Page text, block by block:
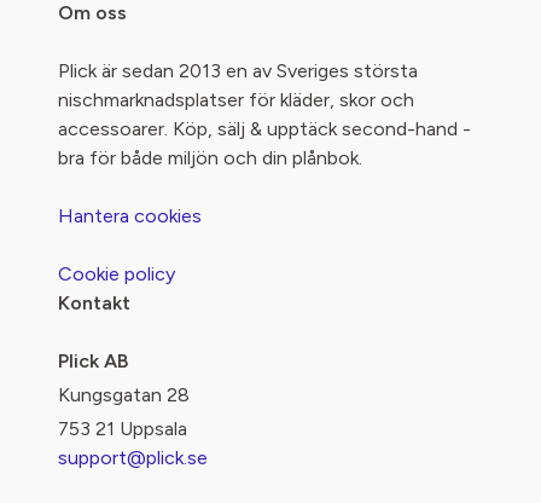
Om oss
Plick är sedan 2013 en av Sveriges största
nischmarknadsplatser för kläder, skor och
accessoarer. Köp, sälj & upptäck second-hand -
bra för både miljön och din plånbok.
Hantera cookies
Cookie policy
Kontakt
Plick AB
Kungsgatan 28
753 21 Uppsala
support@plick.se